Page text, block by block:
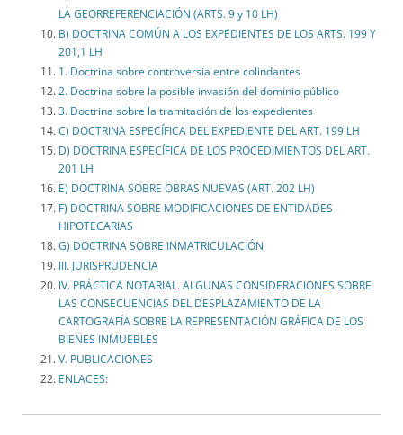
LA GEORREFERENCIACIÓN (ARTS. 9 y 10 LH)
B) DOCTRINA COMÚN A LOS EXPEDIENTES DE LOS ARTS. 199 Y
201,1 LH
1. Doctrina sobre controversia entre colindantes
2. Doctrina sobre la posible invasión del dominio público
3. Doctrina sobre la tramitación de los expedientes
C) DOCTRINA ESPECÍFICA DEL EXPEDIENTE DEL ART. 199 LH
D) DOCTRINA ESPECÍFICA DE LOS PROCEDIMIENTOS DEL ART.
201 LH
E) DOCTRINA SOBRE OBRAS NUEVAS (ART. 202 LH)
F) DOCTRINA SOBRE MODIFICACIONES DE ENTIDADES
HIPOTECARIAS
G) DOCTRINA SOBRE INMATRICULACIÓN
III. JURISPRUDENCIA
IV. PRÁCTICA NOTARIAL. ALGUNAS CONSIDERACIONES SOBRE
LAS CONSECUENCIAS DEL DESPLAZAMIENTO DE LA
CARTOGRAFÍA SOBRE LA REPRESENTACIÓN GRÁFICA DE LOS
BIENES INMUEBLES
V. PUBLICACIONES
ENLACES: